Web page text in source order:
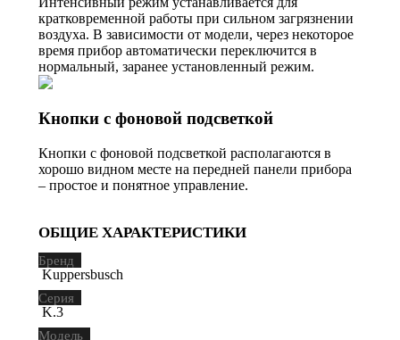
кратковременной работы при сильном загрязнении
воздуха. В зависимости от модели, через некоторое
время прибор автоматически переключится в
нормальный, заранее установленный режим.
Кнопки с фоновой подсветкой
Кнопки с фоновой подсветкой располагаются в
хорошо видном месте на передней панели прибора
– простое и понятное управление.
ОБЩИЕ ХАРАКТЕРИСТИКИ
Бренд
Kuppersbusch
Серия
K.3
Модель